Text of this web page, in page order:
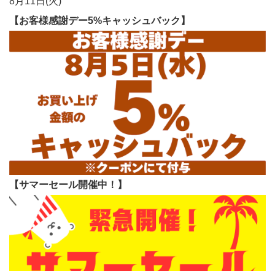
【お客様感謝デー5%キャッシュバック】
【サマーセール開催中！】